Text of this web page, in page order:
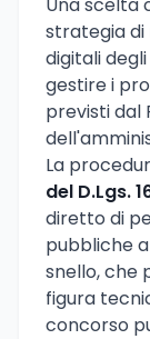
strategia
digitali
gestire i
previsti dal
La
del D.Lgs.
diretto di
pubbliche
snello, che
figura
concorso